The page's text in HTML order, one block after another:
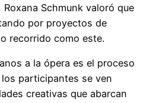
Schmunk valoró que
por proyectos de
recorrido como este.
a la ópera es el proceso
participantes se ven
creativas que abarcan